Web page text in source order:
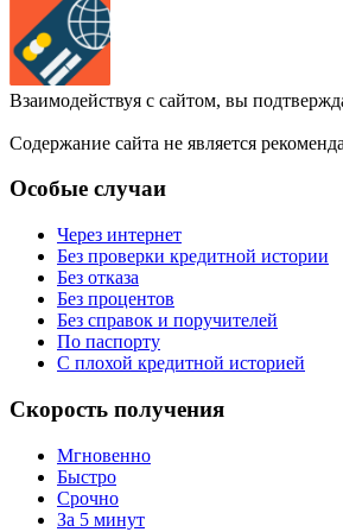
Взаимодействуя с сайтом, вы
Содержание сайта не является
Особые случаи
Через интернет
Без проверки кредитной истории
Без отказа
Без процентов
Без справок и поручителей
По паспорту
С плохой кредитной историей
Скорость получения
Мгновенно
Быстро
Срочно
За 5 минут